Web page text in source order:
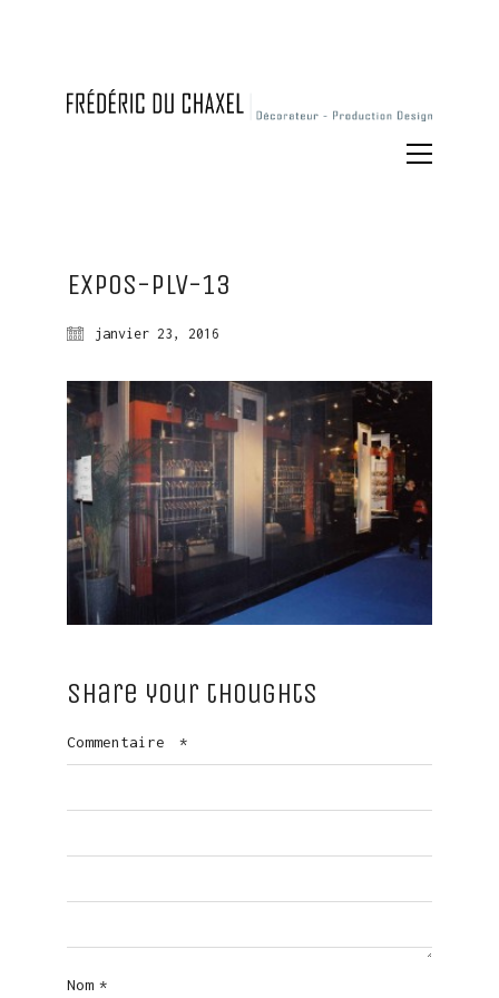
Expos-plv-13
janvier 23, 2016
Share your thoughts
Commentaire *
Nom *